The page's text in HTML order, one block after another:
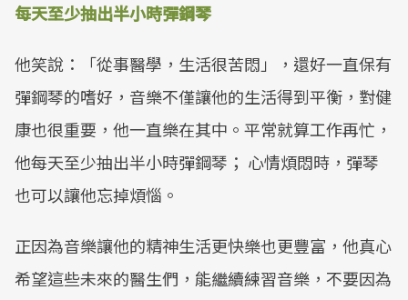
每天至少抽出半小時彈鋼琴
他笑說：「從事醫學，生活很苦悶」，還好一直保有
彈鋼琴的嗜好，音樂不僅讓他的生活得到平衡，對健
康也很重要，他一直樂在其中。平常就算工作再忙，
他每天至少抽出半小時彈鋼琴； 心情煩悶時，彈琴
也可以讓他忘掉煩惱。
正因為音樂讓他的精神生活更快樂也更豐富，他真心
希望這些未來的醫生們，能繼續練習音樂，不要因為